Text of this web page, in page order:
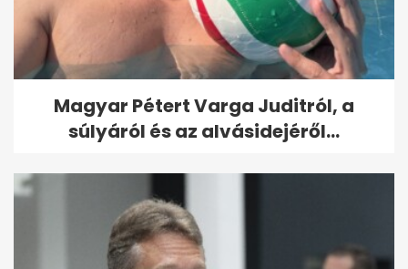
Magyar Pétert Varga Juditról, a
súlyáról és az alvásidejéről...